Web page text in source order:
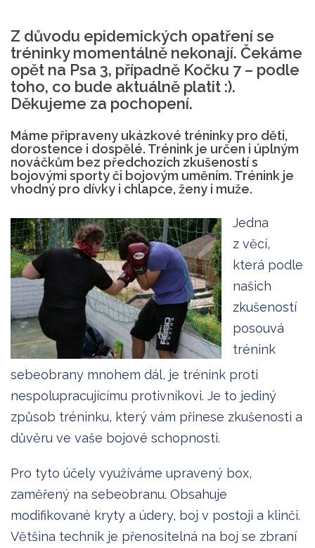
Z důvodu epidemických opatření se
tréninky momentálně nekonají. Čekáme
opět na Psa 3, případně Kočku 7 – podle
toho, co bude aktuálně platit :).
Děkujeme za pochopení.
Máme připraveny ukázkové tréninky pro děti,
dorostence i dospělé. Trénink je určen i úplným
nováčkům bez předchozích zkušeností s
bojovými sporty či bojovým uměním. Trénink je
vhodný pro dívky i chlapce, ženy i muže.
Jedna
z věcí,
která podle
našich
zkušeností
posouvá
trénink
sebeobrany mnohem dál, je trénink proti
nespolupracujícímu protivníkovi. Je to jediný
způsob tréninku, který vám přinese zkušenosti a
důvěru ve vaše bojové schopnosti.
Pro tyto účely využíváme upravený box,
zaměřený na sebeobranu. Obsahuje
modifikované kryty a údery, boj v postoji a klinči.
Většina technik je přenositelná na boj se zbraní